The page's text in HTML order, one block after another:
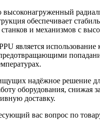
обеспечивает
и механизмов с
является
надёжное решение
оборудования, снижая
доставку.
вас вопрос по